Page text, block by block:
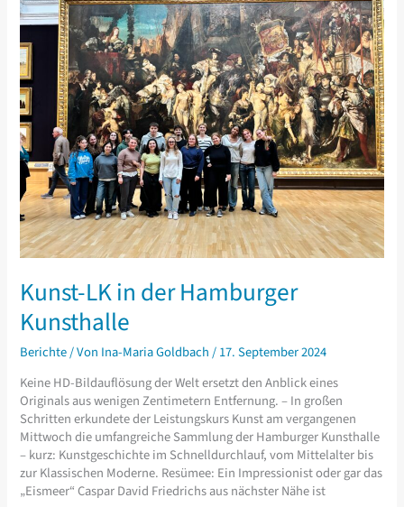
Kunst-LK in der Hamburger
Kunsthalle
Berichte/ Von Ina-Maria Goldbach/17. September 2024
Keine HD-Bildauflösung der Welt ersetzt den Anblick eines
Originals aus wenigen Zentimetern Entfernung. – In großen
Schritten erkundete der Leistungskurs Kunst am vergangenen
Mittwoch die umfangreiche Sammlung der Hamburger Kunsthalle
– kurz: Kunstgeschichte im Schnelldurchlauf, vom Mittelalter bis
zur Klassischen Moderne. Resümee: Ein Impressionist oder gar das
„Eismeer“ Caspar David Friedrichs aus nächster Nähe ist